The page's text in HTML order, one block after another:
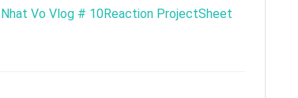
Nhat Vo Vlog # 10Reaction ProjectSheet